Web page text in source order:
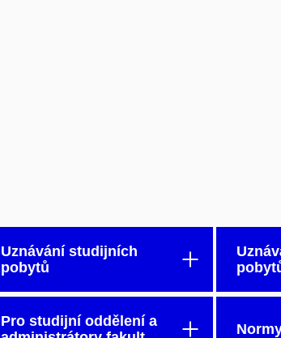
Uznávání studijních
pobytů
Pro studijní oddělení a